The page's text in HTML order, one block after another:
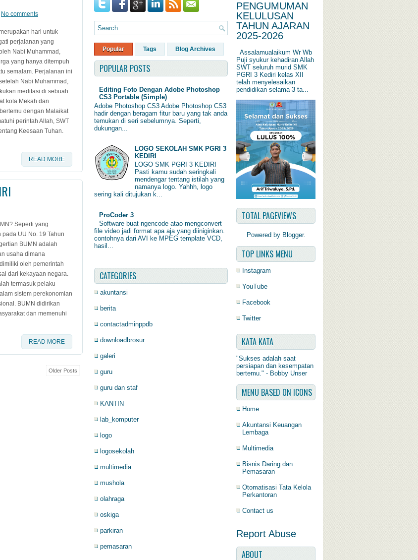
No comments
hari untuk
perjalanan yang
Nabi Muhammad,
yang hanya ditempuh
semalam. Perjalanan ini
Nabi Muhammad,
meditasi di sebuah
kota Mekah dan
dengan Malaikat
perintah Allah, SWT
Keesaan Tuhan.
READ MORE
Seperti yang
pada UU No. 19 Tahun
BUMN adalah
usaha dimana
oleh pemerintah
dari kekayaan negara.
termasuk pelaku
sistem perekonomian
BUMN didirikan
dan memenuhi
READ MORE
Older Posts
Popular Tags Blog Archives
POPULAR POSTS
Editing Foto Dengan Adobe Photoshop
CS3 Portable (Simple)
Adobe Photoshop CS3 Adobe Photoshop CS3
hadir dengan beragam fitur baru yang tak anda
temukan di seri sebelumnya. Seperti,
dukungan...
LOGO SEKOLAH SMK PGRI 3
KEDIRI
LOGO SMK PGRI 3 KEDIRI
Pasti kamu sudah seringkali
mendengar tentang istilah yang
namanya logo. Yahhh, logo
sering kali ditujukan k...
ProCoder 3
Software buat ngencode atao mengconvert
file video jadi format apa aja yang diiniginkan.
contohnya dari AVI ke MPEG template VCD,
hasil...
CATEGORIES
akuntansi
berita
contactadminppdb
downloadbrosur
galeri
guru
guru dan staf
KANTIN
lab_komputer
logo
logosekolah
multimedia
mushola
olahraga
oskiga
parkiran
pemasaran
PENGUMUMAN
KELULUSAN
TAHUN AJARAN
2025-2026
Assalamualaikum Wr Wb
Puji syukur kehadiran Allah
SWT seluruh murid SMK
PGRI 3 Kediri kelas XII
telah menyelesaikan
pendidikan selama 3 ta...
TOTAL PAGEVIEWS
Powered by Blogger.
TOP LINKS MENU
Instagram
YouTube
Facebook
Twitter
KATA KATA
"Sukses adalah saat
persiapan dan kesempatan
bertemu." - Bobby Unser
MENU BASED ON ICONS
Home
Akuntansi Keuangan
Lembaga
Multimedia
Bisnis Daring dan
Pemasaran
Otomatisasi Tata Kelola
Perkantoran
Contact us
Report Abuse
ABOUT